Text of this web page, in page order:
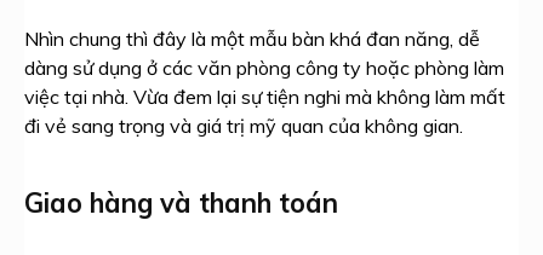
Nhìn chung thì đây là một mẫu bàn khá đan năng, dễ
dàng sử dụng ở các văn phòng công ty hoặc phòng làm
việc tại nhà. Vừa đem lại sự tiện nghi mà không làm mất
đi vẻ sang trọng và giá trị mỹ quan của không gian.
Giao hàng và thanh toán